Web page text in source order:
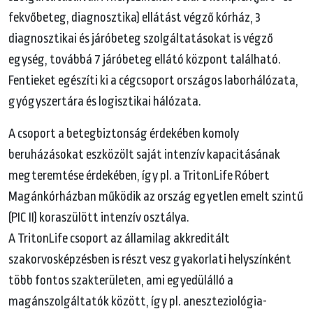
fekvőbeteg, diagnosztika) ellátást végző kórház, 3
diagnosztikai és járóbeteg szolgáltatásokat is végző
egység, továbbá 7 járóbeteg ellátó központ található.
Fentieket egészíti ki a cégcsoport országos laborhálózata,
gyógyszertára és logisztikai hálózata.
A csoport a betegbiztonság érdekében komoly
beruházásokat eszközölt saját intenzív kapacitásának
megteremtése érdekében, így pl. a TritonLife Róbert
Magánkórházban működik az ország egyetlen emelt szintű
(PIC II) koraszülött intenzív osztálya.
A TritonLife csoport az államilag akkreditált
szakorvosképzésben is részt vesz gyakorlati helyszínként
több fontos szakterületen, ami egyedülálló a
magánszolgáltatók között, így pl. aneszteziológia-